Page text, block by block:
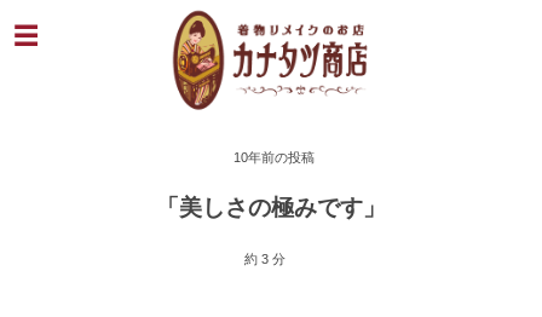
10年前の投稿
「美しさの極みです」
約 3 分